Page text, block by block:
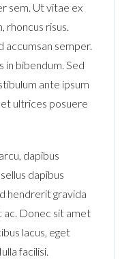
sem. Ut vitae ex
rhoncus risus.
accumsan semper.
in bibendum. Sed
ante ipsum
ultrices posuere
dapibus
dapibus
hendrerit gravida
ac. Donec sit amet
lacus, eget
facilisi.